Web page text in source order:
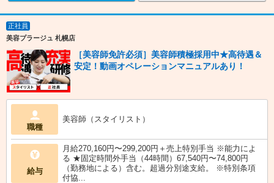
正社員
美容プラージュ 札幌店
［美容師免許必須］美容師積極採用中★高待遇＆
安定！動画オペレーションマニュアルあり！
職種
美容師（スタイリスト）
給与
月給270,160円〜299,200円＋売上特別手当 ※能力によ
る ★固定時間外手当（44時間）67,540円〜74,800円
（勤務地による）含む。超過分別途支給。 ※特別条項
付協...